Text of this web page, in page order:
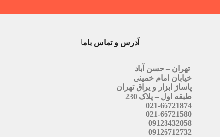
آدرس و تماس باما
تهران – حسن آباد
خیابان امام خمینی
پاساژ ابزار و یراق تهران
طبقه اول – پلاک 230
021-66721874
021-66721580
09128432058
09126712732